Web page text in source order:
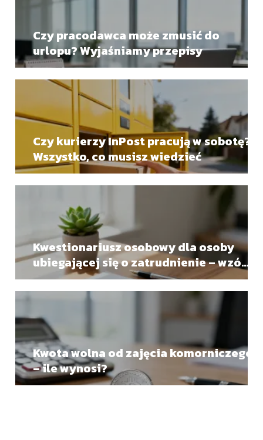
Czy pracodawca może zmusić do
urlopu? Wyjaśniamy przepisy
Czy kurierzy InPost pracują w sobotę?
Wszystko, co musisz wiedzieć
Kwestionariusz osobowy dla osoby
ubiegającej się o zatrudnienie – wzór i
zasady wypełniania
Kwota wolna od zajęcia komorniczego
– ile wynosi?